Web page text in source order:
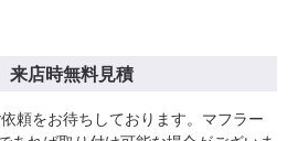
来店時無料見積
頼をお待ちしております。マフラー